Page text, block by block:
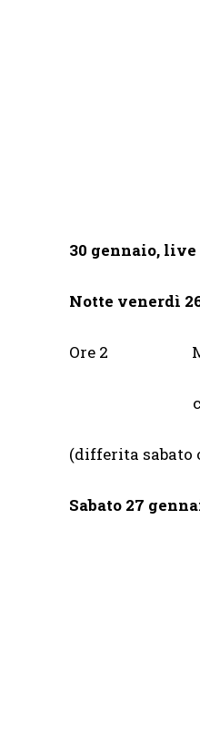
30 gennaio,
Notte venerdì
Ore 2
(differita sabato
Sabato 27